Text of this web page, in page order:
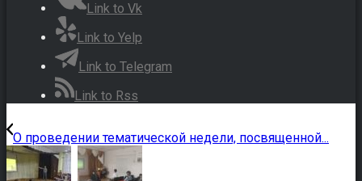
Link to Vk
Link to Yelp
Link to Telegram
Link to Rss
О проведении тематической недели, посвященной...